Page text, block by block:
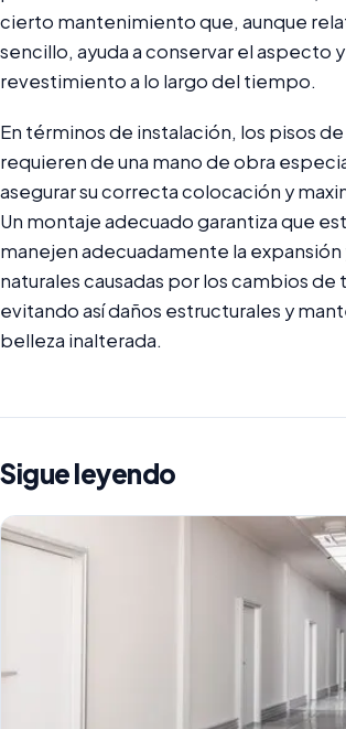
cierto mantenimiento que, aunque
sencillo, ayuda a conservar el aspecto
revestimiento a lo largo del tiempo.
En términos de instalación, los pisos
requieren de una mano de obra
asegurar su correcta colocación y
Un montaje adecuado garantiza que
manejen adecuadamente la
naturales causadas por los cambios
evitando así daños estructurales y
belleza inalterada.
Sigue leyendo